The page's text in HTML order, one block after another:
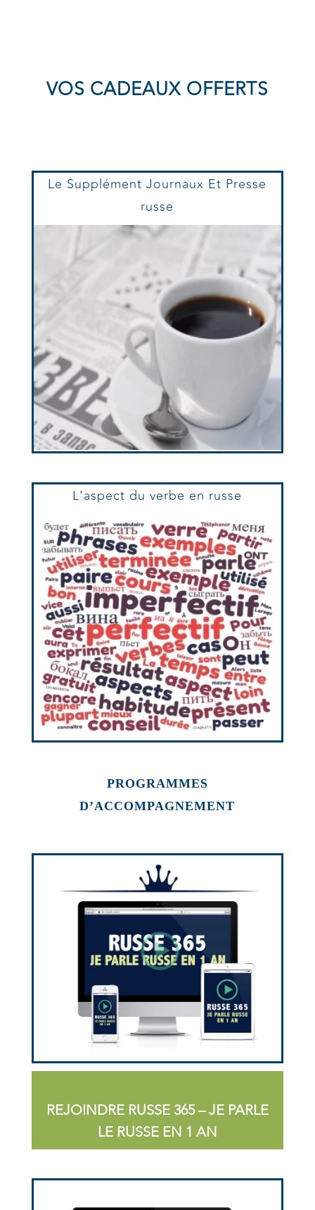
VOS CADEAUX OFFERTS
Le Supplément Journaux Et Presse
russe
L'aspect du verbe en russe
PROGRAMMES
D’ACCOMPAGNEMENT
REJOINDRE RUSSE 365 – JE PARLE
LE RUSSE EN 1 AN